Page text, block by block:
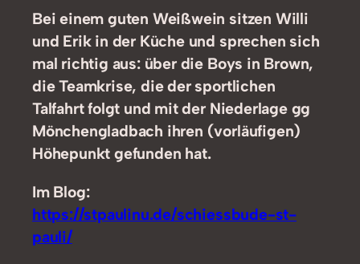
Bei einem guten Weißwein sitzen Willi
und Erik in der Küche und sprechen sich
mal richtig aus: über die Boys in Brown,
die Teamkrise, die der sportlichen
Talfahrt folgt und mit der Niederlage gg
Mönchengladbach ihren (vorläufigen)
Höhepunkt gefunden hat.
Im Blog:
https://stpaulinu.de/schiessbude-st-
pauli/